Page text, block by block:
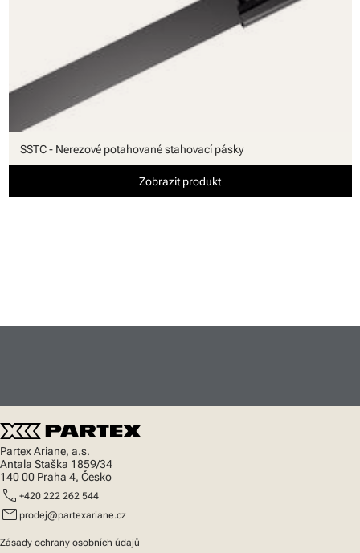
SSTC - Nerezové potahované stahovací pásky
Zobrazit produkt
Partex Ariane, a.s.
Antala Staška 1859/34
140 00 Praha 4, Česko
call +420 222 262 544
mail prodej@partexariane.cz
Zásady ochrany osobních údajů